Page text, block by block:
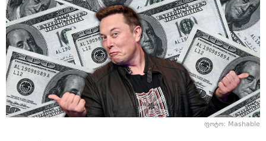
ფოტო: Mashable